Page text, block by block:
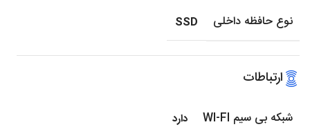
نوع حافظه داخلی SSD
ارتباطات
شبکه بی سیم WI-FI دارد